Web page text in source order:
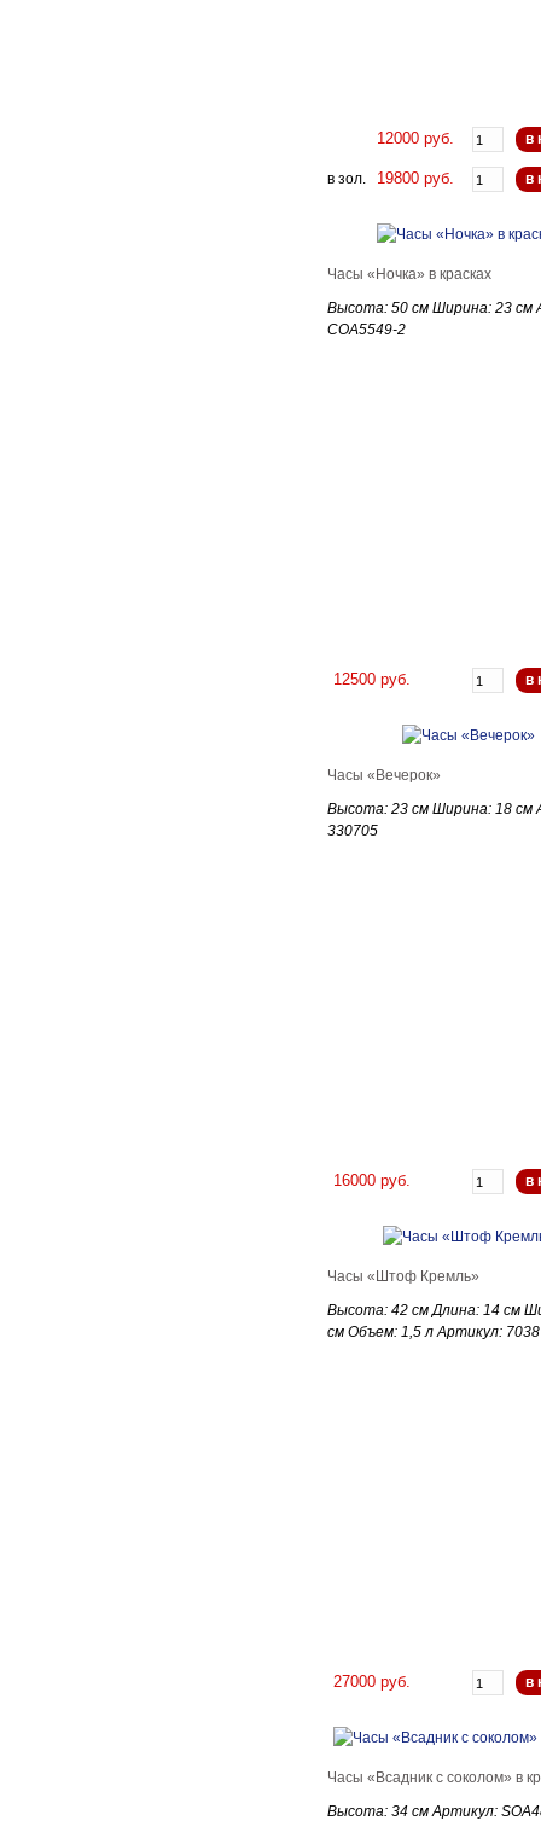
12000 руб. в
в зол. 19800 руб. в
Часы «Ночка» в красках
Высота: 50 см Ширина: 23 см
СOA5549-2
12500 руб. в
Часы «Вечерок»
Высота: 23 см Ширина: 18 см
330705
16000 руб. в
Часы «Штоф Кремль»
Высота: 42 см Длина: 14 см
см Объем: 1,5 л Артикул: 7038
27000 руб. в
Часы «Всадник с соколом» в
Высота: 34 см Артикул: